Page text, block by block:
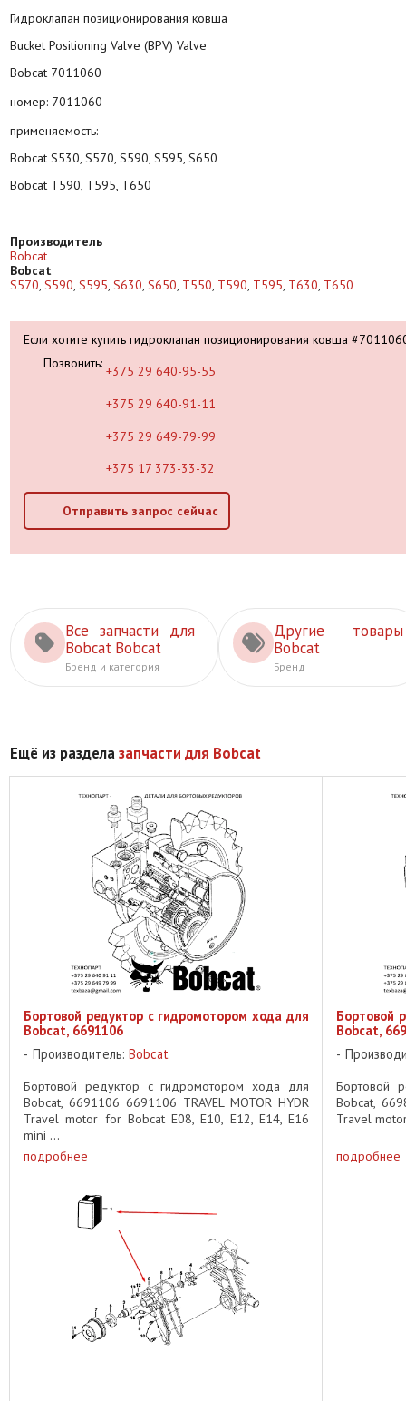
Гидроклапан позиционирования ковша
Bucket Positioning Valve (BPV) Valve
Bobcat 7011060
номер: 7011060
применяемость:
Bobcat S530, S570, S590, S595, S650
Bobcat T590, T595, T650
Производитель
Bobcat
Bobcat
S570 S590 S595 S630 S650 T550 T590 T595 T630 T650
Если хотите купить гидроклапан позиционирования ковша
Позвонить:
+375 29 640-95-55
+375 29 640-91-11
+375 29 649-79-99
+375 17 373-33-32
Отправить запрос сейчас
Все запчасти для
Bobcat Bobcat
Бренд и категория
Другие товары
Bobcat
Бренд
Ещё из разделазапчасти для Bobcat
Бортовой редуктор с гидромотором хода для
Bobcat, 6691106
Производитель: Bobcat
Бортовой редуктор с гидромотором хода для
Bobcat, 6691106 6691106 TRAVEL MOTOR HYDR
Travel motor for Bobcat E08, E10, E12, E14, E16
mini ...
подробнее
Бортовой
Bobcat,
Бортовой
Bobcat,
Travel
подробнее